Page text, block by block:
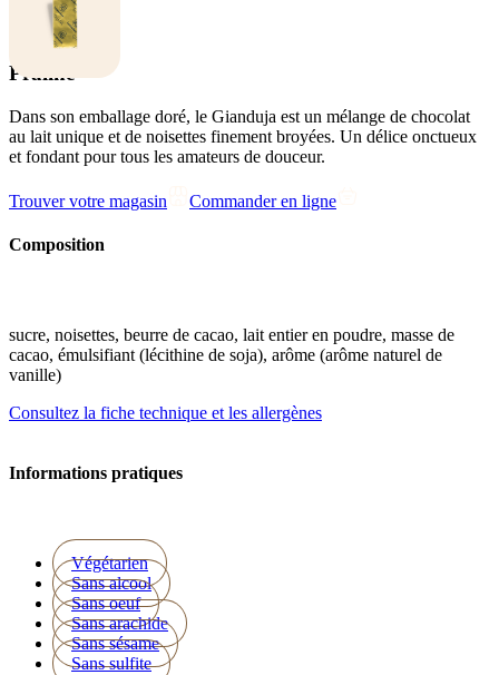
Gianduja
Praliné
Dans son emballage doré, le Gianduja est un mélange de chocolat
au lait unique et de noisettes finement broyées. Un délice onctueux
et fondant pour tous les amateurs de douceur.
Trouver votre magasin Commander en ligne
Composition
sucre, noisettes, beurre de cacao, lait entier en poudre, masse de
cacao, émulsifiant (lécithine de soja), arôme (arôme naturel de
vanille)
Consultez la fiche technique et les allergènes
Informations pratiques
Végétarien
Sans alcool
Sans oeuf
Sans arachide
Sans sésame
Sans sulfite